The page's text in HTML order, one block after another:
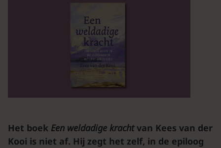
Het boek Een weldadige krachtvan Kees van der
Kooi is niet af. Hij zegt het zelf, in de epiloog